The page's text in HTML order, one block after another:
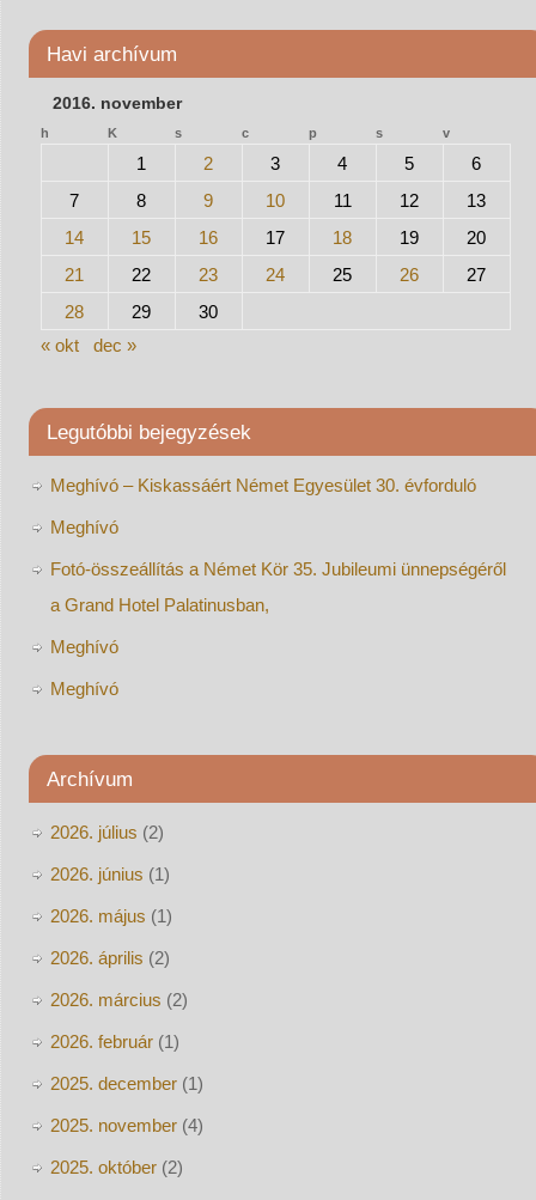
Havi archívum
2016. november
h K s c p s v
1 2 3 4 5
6
7
8 9 10 11 12
13
14
15 16 17 18 19
20
21
22 23 24 25 26
27
28
29
30
« okt
dec »
Legutóbbi bejegyzések
Meghívó – Kiskassáért Német Egyesület 30. évforduló
Meghívó
Fotó-összeállítás a Német Kör 35. Jubileumi ünnepségéről
a Grand Hotel Palatinusban,
Meghívó
Meghívó
Archívum
2026. július (2)
2026. június (1)
2026. május (1)
2026. április (2)
2026. március (2)
2026. február(1)
2025. december(1)
2025. november(4)
2025. október(2)